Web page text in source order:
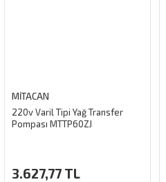
MİTACAN
220v Varil Tipi Yağ Transfer
Pompası MTTP60ZJ
3.627,77 TL